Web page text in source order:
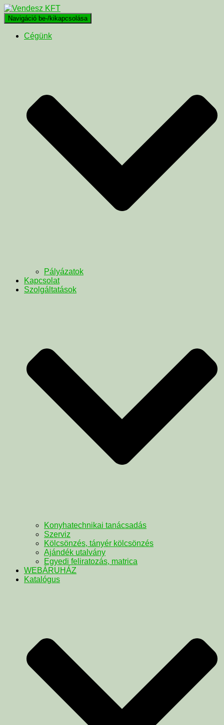
Navigáció be-/kikapcsolása
Cégünk
Pályázatok
Kapcsolat
Szolgáltatások
Konyhatechnikai tanácsadás
Szerviz
Kölcsönzés, tányér kölcsönzés
Ajándék utalvány
Egyedi feliratozás, matrica
WEBÁRUHÁZ
Katalógus